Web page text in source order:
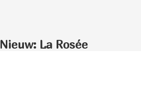
Nieuw: La Rosée